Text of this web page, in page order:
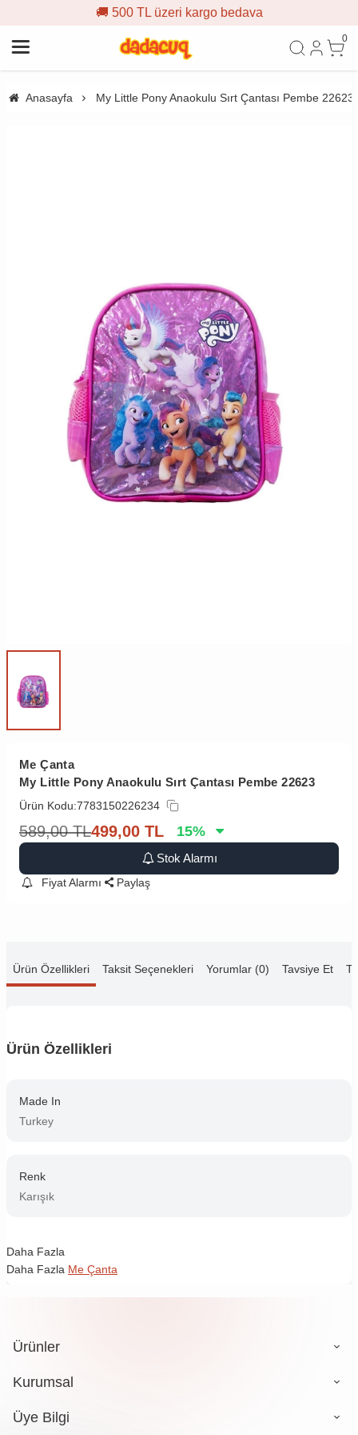
🚚 500 TL üzeri kargo bedava
0
Anasayfa My Little Pony Anaokulu Sırt Çantası Pembe 22623
Me Çanta
My Little Pony Anaokulu Sırt Çantası Pembe 22623
Ürün Kodu:7783150226234
589,00 TL499,00 TL 15%
Stok Alarmı
Fiyat Alarmı Paylaş
Ürün Özellikleri Taksit Seçenekleri Yorumlar (0) Tavsiye Et
Ürün Özellikleri
Made In
Turkey
Renk
Karışık
Daha Fazla
Daha Fazla Me Çanta
Ürünler
Kurumsal
Üye Bilgi